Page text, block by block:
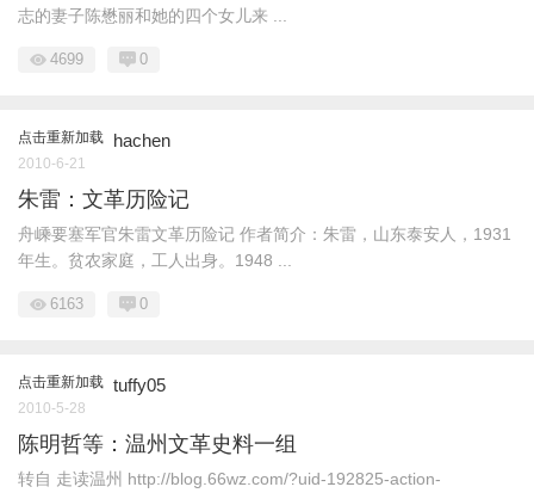
志的妻子陈懋丽和她的四个女儿来 ...
4699 0
点击重新加载 hachen
2010-6-21
朱雷：文革历险记
舟嵊要塞军官朱雷文革历险记 作者简介：朱雷，山东泰安人，1931
年生。贫农家庭，工人出身。1948 ...
6163 0
点击重新加载 tuffy05
2010-5-28
陈明哲等：温州文革史料一组
转自 走读温州 http://blog.66wz.com/?uid-192825-action-